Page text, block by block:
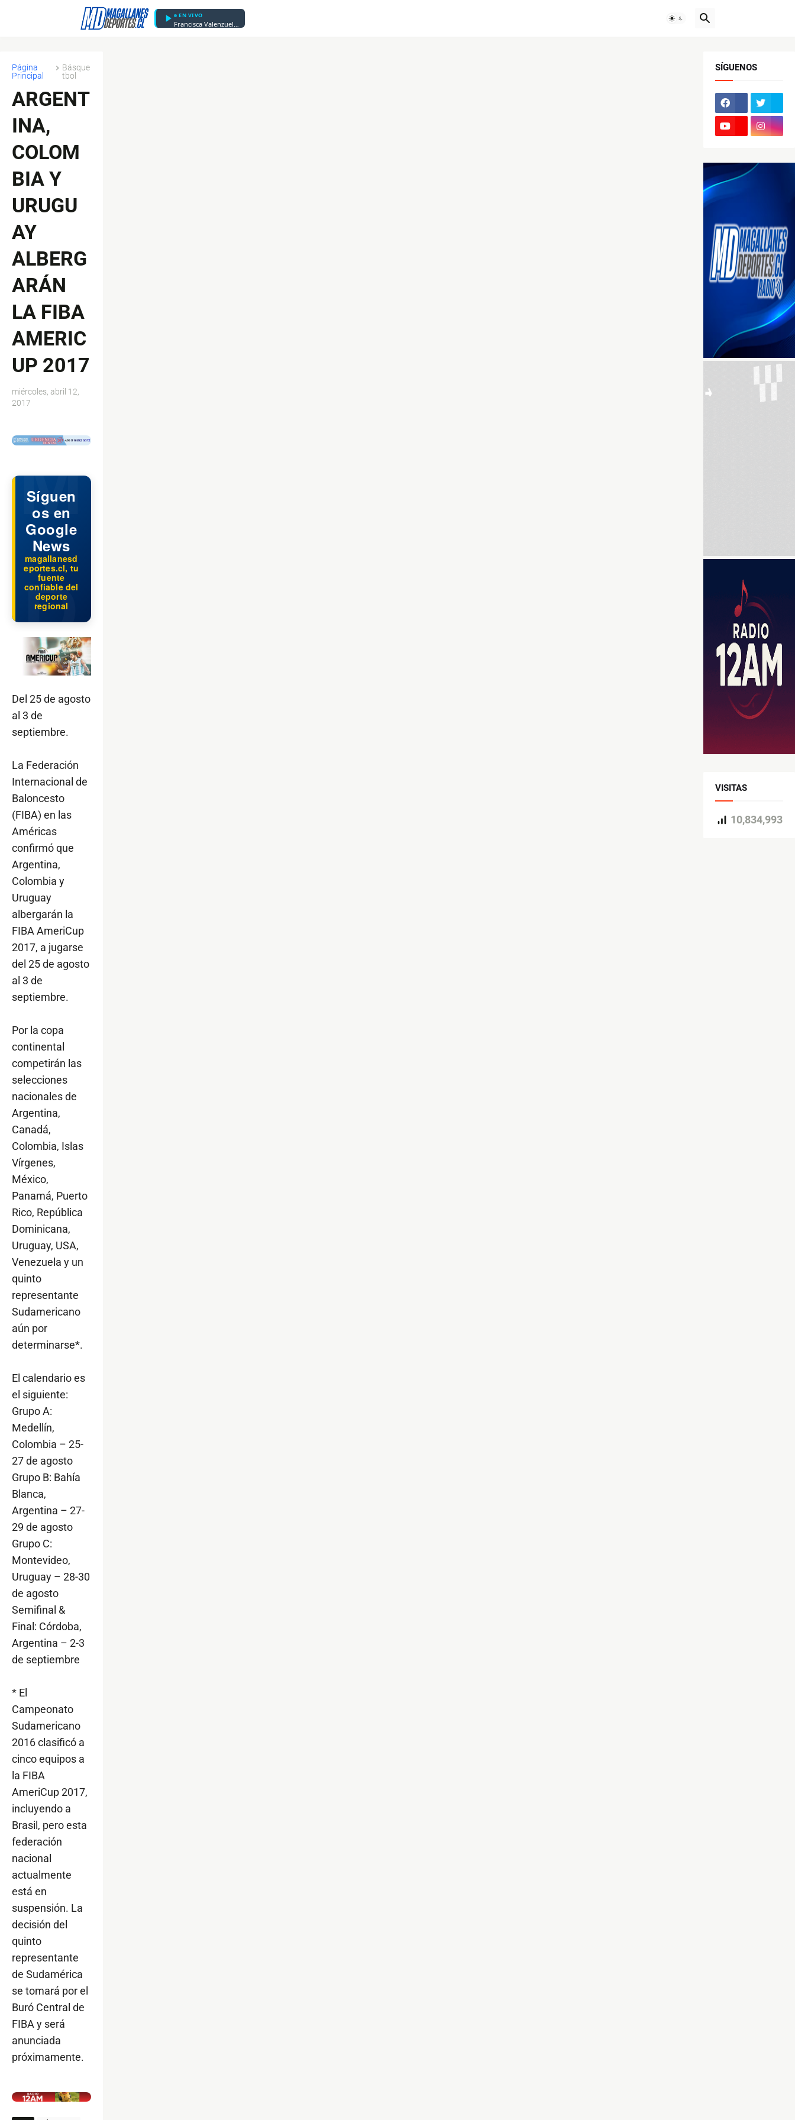
EN VIVO
Francisca Valenzuela - Afortunada
Página
Principal
Básque
tbol
ARGENT
INA,
COLOM
BIA Y
URUGU
AY
ALBERG
ARÁN
LA FIBA
AMERIC
UP 2017
miércoles, abril 12,
2017
Síguen
os en
Google
News
magallanesd
eportes.cl, tu
fuente
confiable del
deporte
regional
Del 25 de agosto
al 3 de
septiembre.
La Federación
Internacional de
Baloncesto
(FIBA) en las
Américas
confirmó que
Argentina,
Colombia y
Uruguay
albergarán la
FIBA AmeriCup
2017, a jugarse
del 25 de agosto
al 3 de
septiembre.
Por la copa
continental
competirán las
selecciones
nacionales de
Argentina,
Canadá,
Colombia, Islas
Vírgenes,
México,
Panamá, Puerto
Rico, República
Dominicana,
Uruguay, USA,
Venezuela y un
quinto
representante
Sudamericano
aún por
determinarse*.
El calendario es
el siguiente:
Grupo A:
Medellín,
Colombia – 25-
27 de agosto
Grupo B: Bahía
Blanca,
Argentina – 27-
29 de agosto
Grupo C:
Montevideo,
Uruguay – 28-30
de agosto
Semifinal &
Final: Córdoba,
Argentina – 2-3
de septiembre
* El
Campeonato
Sudamericano
2016 clasificó a
cinco equipos a
la FIBA
AmeriCup 2017,
incluyendo a
Brasil, pero esta
federación
nacional
actualmente
está en
suspensión. La
decisión del
quinto
representante
de Sudamérica
se tomará por el
Buró Central de
FIBA y será
anunciada
próximamente.
SÍGUENOS
VISITAS
10,834,993